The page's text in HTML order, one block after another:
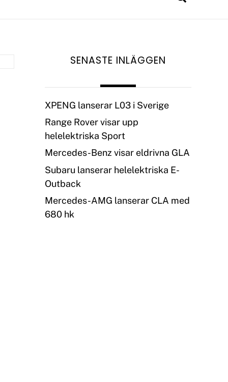
SENASTE INLÄGGEN
XPENG lanserar L03 i Sverige
Range Rover visar upp
helelektriska Sport
Mercedes-Benz visar eldrivna GLA
Subaru lanserar helelektriska E-
Outback
Mercedes-AMG lanserar CLA med
680 hk